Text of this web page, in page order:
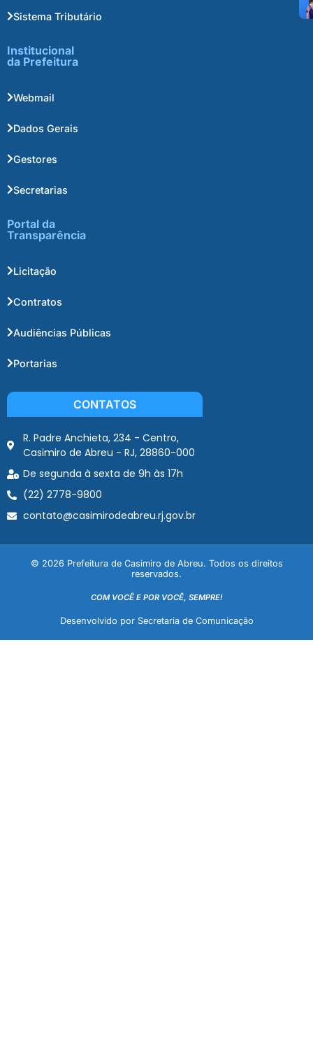
Sistema Tributário
Institucional
da Prefeitura
Webmail
Dados Gerais
Gestores
Secretarias
Portal da
Transparência
Licitação
Contratos
Audiências Públicas
Portarias
CONTATOS
R. Padre Anchieta, 234 - Centro,
Casimiro de Abreu - RJ, 28860-000
De segunda à sexta de 9h às 17h
(22) 2778-9800
contato@casimirodeabreu.rj.gov.br
© 2026 Prefeitura de Casimiro de Abreu. Todos os direitos
reservados.
COM VOCÊ E POR VOCÊ, SEMPRE!
Desenvolvido por Secretaria de Comunicação